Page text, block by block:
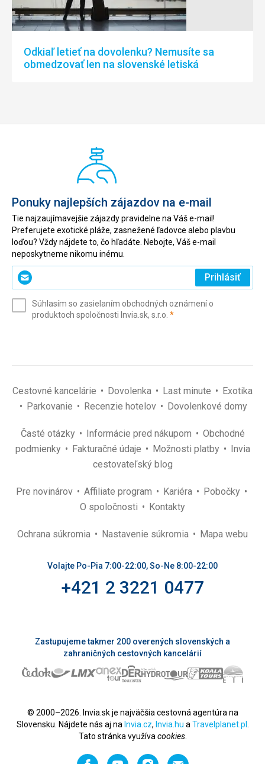
Odkiaľ letieť na dovolenku? Nemusíte sa
obmedzovať len na slovenské letiská
Ponuky najlepších zájazdov na e-mail
Tie najzaujímavejšie zájazdy pravidelne na Váš e-mail!
Preferujete exotické pláže, zasnežené ľadovce alebo plavbu
loďou? Vždy nájdete to, čo hľadáte. Nebojte, Váš e-mail
neposkytneme nikomu inému.
Zadajte
svoj
(povinné)
Prihlásiť
Súhlasím so zasielaním obchodných oznámení o
produktoch spoločnosti Invia.sk, s.r.o. *(povinné)
Cestovné kancelárie Dovolenka Last minute
Exotika
Parkovanie
Recenzie hotelov Dovolenkové domy
Časté otázky Informácie pred nákupom
Obchodné
podmienky
Fakturačné údaje Možnosti platby
Invia
cestovateľský blog
Pre novinárov Affiliate program Kariéra
Pobočky
O spoločnosti
Kontakty
Ochrana súkromia Nastavenie súkromia Mapa webu
Volajte Po-Pia 7:00-22:00, So-Ne 8:00-22:00
+421 2 3221 0477
Zastupujeme takmer 200 overených slovenských a
zahraničných cestovných kancelárií
© 2000–2026. Invia.sk je najväčšia cestovná agentúra na
Slovensku. Nájdete nás aj na Invia.cz, Invia.hu a Travelplanet.pl
Tato stránka využíva cookies.